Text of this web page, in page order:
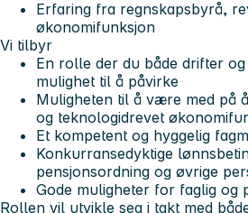
Erfaring fra regnskapsbyrå,
økonomifunksjon
Vi tilbyr
En rolle der du både drifter
mulighet til å påvirke
Muligheten til å være med på
og teknologidrevet
Et kompetent og hyggelig
Konkurransedyktige
pensjonsordning og øvrige
Gode muligheter for faglig og
Rollen vil utvikle seg i takt med